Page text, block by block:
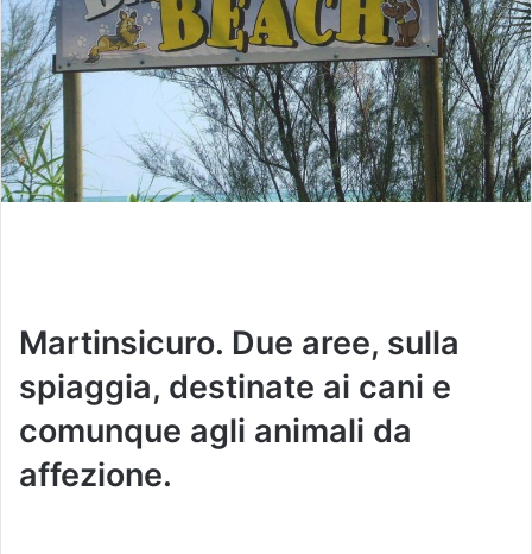
a
i
l
Martinsicuro. Due aree, sulla
spiaggia, destinate ai cani e
comunque agli animali da
affezione.